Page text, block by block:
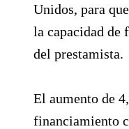
Unidos, para
la capacidad
del prestamista.
El aumento de
financiamiento